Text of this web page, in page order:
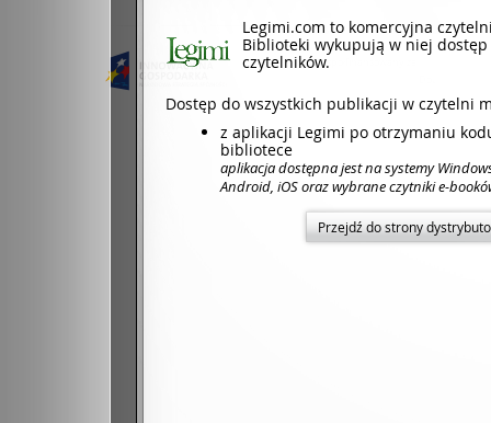
Projekt współfinansowany ze środków Unii
Legimi.com to komercyjna
Biblioteki wykupują w niej
czytelników.
Dostęp do wszystkich publikacji w czytelni
z aplikacji Legimi po otrzymaniu
bibliotece
aplikacja dostępna jest na systemy
Android, iOS oraz wybrane czytniki e-
Przejdź do strony